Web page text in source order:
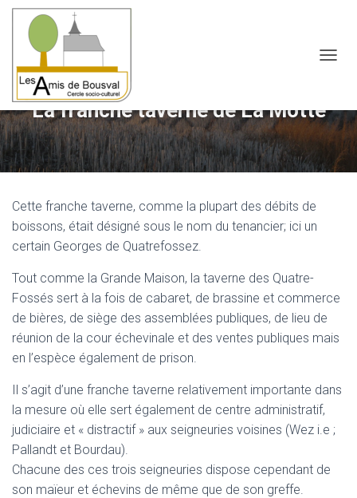
La franche taverne de La Motte
Cette franche taverne, comme la plupart des débits de
boissons, était désigné sous le nom du tenancier; ici un
certain Georges de Quatrefossez.
Tout comme la Grande Maison, la taverne des Quatre-
Fossés sert à la fois de cabaret, de brassine et commerce
de bières, de siège des assemblées publiques, de lieu de
réunion de la cour échevinale et des ventes publiques mais
en l’espèce également de prison.
Il s’agit d’une franche taverne relativement importante dans
la mesure où elle sert également de centre administratif,
judiciaire et « distractif » aux seigneuries voisines (Wez i.e ;
Pallandt et Bourdau).
Chacune des ces trois seigneuries dispose cependant de
son maïeur et échevins de même que de son greffe.